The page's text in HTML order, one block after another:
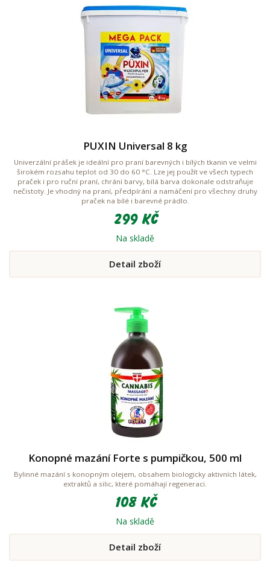
PUXIN Universal 8 kg
Univerzální prášek je ideální pro praní barevných i bílých tkanin ve velmi
širokém rozsahu teplot od 30 do 60 °C. Lze jej použít ve všech typech
praček i pro ruční praní, chrání barvy, bílá barva dokonale odstraňuje
nečistoty. Je vhodný na praní, předpírání a namáčení pro všechny druhy
praček na bílé i barevné prádlo.
299 Kč
Na skladě
Detail zboží
Konopné mazání Forte s pumpičkou, 500 ml
Bylinné mazání s konopným olejem, obsahem biologicky aktivních látek,
extraktů a silic, které pomáhají regeneraci.
108 Kč
Na skladě
Detail zboží